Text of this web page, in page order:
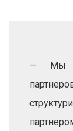
— Мы